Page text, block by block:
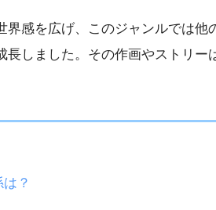
界感を広げ、このジャンルでは他
長しました。その作画やストリー
？